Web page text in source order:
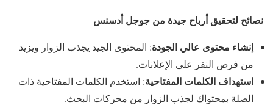
نصائح لتحقيق أرباح جيدة من جوجل أدسنس
إنشاء محتوى عالي الجودة: المحتوى الجيد يجذب الزوار ويزيد
من فرص النقر على الإعلانات.
استهداف الكلمات المفتاحية: استخدم الكلمات المفتاحية ذات
الصلة بمحتواك لجذب الزوار من محركات البحث.